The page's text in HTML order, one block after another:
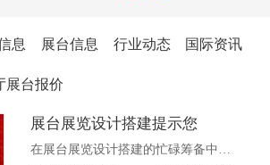
息 展台信息 行业动态 国际资讯
展台报价
展台展览设计搭建提示您